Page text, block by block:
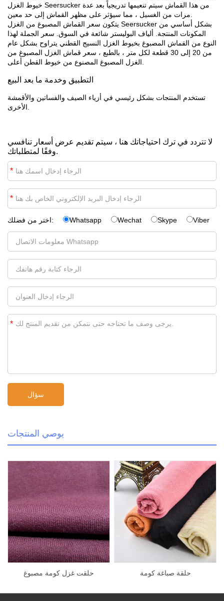
خيوط الغزل Seersucker من هذا القماش سيتم تنعيمها تدريجياً بعد عدة
يتكون سعر القماش المصبوغ من الغزل Seersucker بشكل أساسي من
المكونات المنتجة. ألياف البوليستر شائعة في السوق. سعر الجملة لهذا
النوع من القماش المصبوغ بخيوط الغزل النسيج القطني يتراوح بشكل عام
من 20 إلى 30 قطعة لكل متر ، بالطبع ، سعر قماش الغزل المصبوغ من
التطبيق وخدمة ما بعد البيع
تستخدم المنتجات بشكل رئيسي في أزياء الصيف والفساتين والأقمشة
لا تتردد في ترك احتياجاتك هنا ، سيتم تقديم عرض أسعار تنافسي
وفقًا لمتطلباتك.
*
*
اختر من فضلك: Whatsapp Wechat Skype Viber
*
يوصي المنتجات
حلقت غزل كومة مصبوغ حلقة صباغة كومة